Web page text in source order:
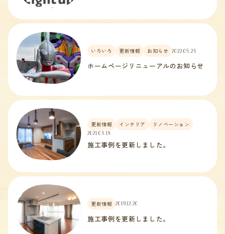
いろいろ 更新情報 お知らせ 2022.05.23
ホームページリニューアルのお知らせ
更新情報 インテリア リノベーション
2021.03.18
施工事例を更新しました。
更新情報 2019.12.20
施工事例を更新しました。